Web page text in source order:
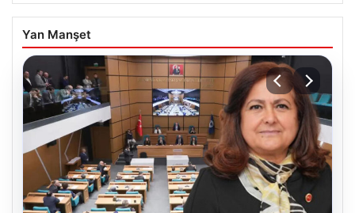
Yan Manşet